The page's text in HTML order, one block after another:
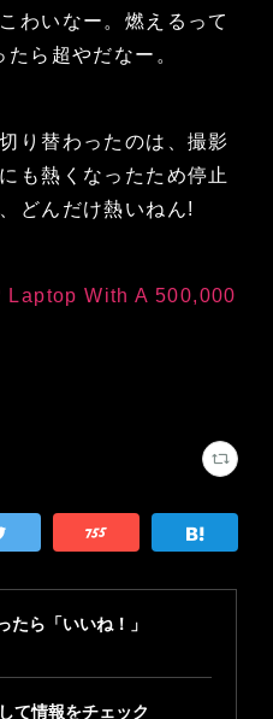
わいなー。燃えるって
ら超やだなー。
り替わったのは、撮影
も熱くなったため停止
どんだけ熱いねん!
Laptop With A 500,000